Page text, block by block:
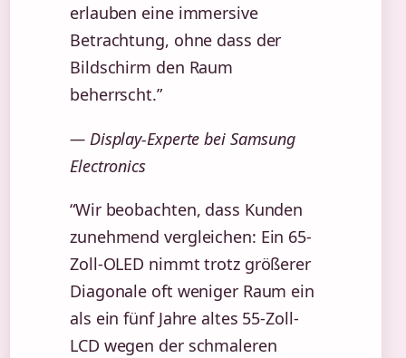
erlauben eine immersive
Betrachtung, ohne dass der
Bildschirm den Raum
beherrscht.”
— Display-Experte bei Samsung
Electronics
“Wir beobachten, dass Kunden
zunehmend vergleichen: Ein 65-
Zoll-OLED nimmt trotz größerer
Diagonale oft weniger Raum ein
als ein fünf Jahre altes 55-Zoll-
LCD wegen der schmaleren